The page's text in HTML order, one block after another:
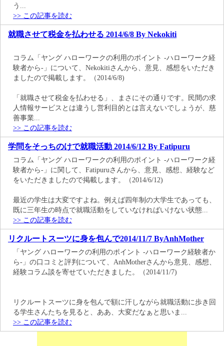
う...
>> この記事を読む
就職させて税金を払わせる 2014/6/8 By Nekokiti
コラム「ヤング ハローワークの利用のポイント -ハローワーク経
験者から-」について、Nekokitiさんから、意見、感想をいただき
ましたので掲載します。（2014/6/8)
「就職させて税金を払わせる」、まさにその通りです。民間の求
人情報サービスとは違うし営利目的とは言えないでしょうが、慈
善事業...
>> この記事を読む
学問をそっちのけで就職活動 2014/6/12 By Fatipuru
コラム「ヤング ハローワークの利用のポイント -ハローワーク経
験者から-」に関して、Fatipuruさんから、意見、感想、経験など
をいただきましたので掲載します。（2014/6/12)
最近の学生は大変ですよね。例えば四年制の大学生であっても、
既に三年生の時点で就職活動をしていなければいけない状態...
>> この記事を読む
リクルートスーツに身を包んで2014/11/7 ByAnhMother
「ヤング ハローワークの利用のポイント -ハローワーク経験者か
ら-」の口コミと評判について、AnhMotherさんから意見、感想、
経験コラム談を寄せていただきました。（2014/11/7)
リクルートスーツに身を包んで額に汗しながら就職活動に歩き回
る学生さんたちを見ると、ああ、大変だなぁと思いま...
>> この記事を読む